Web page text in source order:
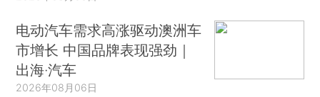
电动汽车需求高涨驱动澳洲车
市增长 中国品牌表现强劲｜
出海·汽车
2026年08月06日